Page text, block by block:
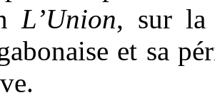
L’Union, sur la
et sa